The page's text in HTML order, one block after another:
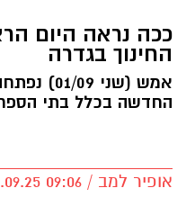
ככה נראה היום
החינוך בגדרה
אמש (שני
החדשה בכלל בתי הספר
אופיר למב / 09:06 02.09.25